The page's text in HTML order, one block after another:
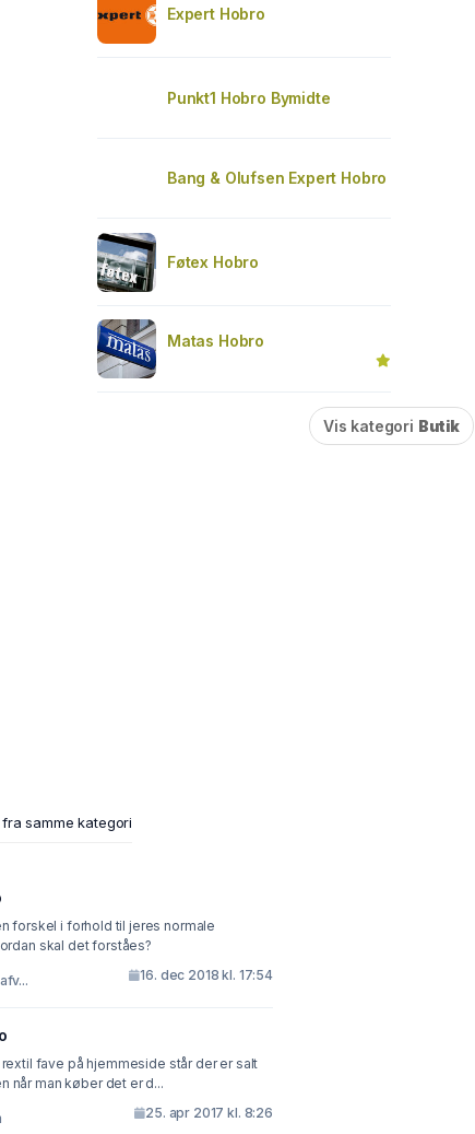
Expert Hobro
Punkt1 Hobro Bymidte
Bang & Olufsen Expert Hobro
Føtex Hobro
Matas Hobro
Vis kategori Butik
samme kategori
forskel i forhold til jeres normale
skal det forståes?
16. dec 2018 kl. 17:54
fave på hjemmeside står der er salt
når man køber det er d...
25. apr 2017 kl. 8:26